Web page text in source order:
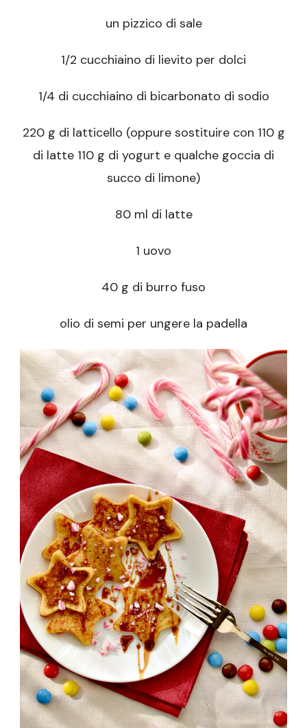
un pizzico di sale
1/2 cucchiaino di lievito per dolci
1/4 di cucchiaino di bicarbonato di sodio
220 g di latticello (oppure sostituire con 110 g
di latte 110 g di yogurt e qualche goccia di
succo di limone)
80 ml di latte
1 uovo
40 g di burro fuso
olio di semi per ungere la padella